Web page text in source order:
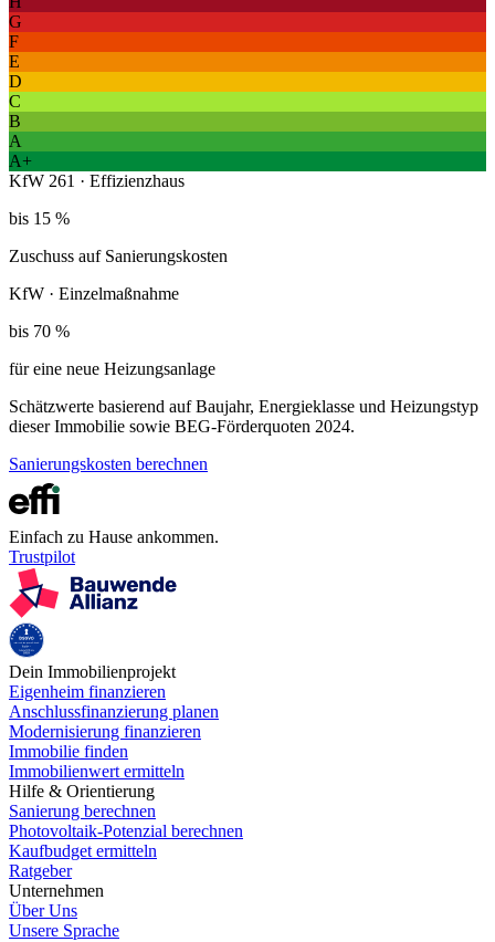
G
F
E
D
C
B
A
A+
KfW 261 · Effizienzhaus
bis 15 %
Zuschuss auf Sanierungskosten
KfW · Einzelmaßnahme
bis 70 %
für eine neue Heizungsanlage
Schätzwerte basierend auf Baujahr, Energieklasse und Heizungstyp
dieser Immobilie sowie BEG-Förderquoten 2024.
Sanierungskosten berechnen
Einfach zu Hause ankommen.
Trustpilot
Dein Immobilienprojekt
Eigenheim finanzieren
Anschlussfinanzierung planen
Modernisierung finanzieren
Immobilie finden
Immobilienwert ermitteln
Hilfe & Orientierung
Sanierung berechnen
Photovoltaik-Potenzial berechnen
Kaufbudget ermitteln
Ratgeber
Unternehmen
Über Uns
Unsere Sprache